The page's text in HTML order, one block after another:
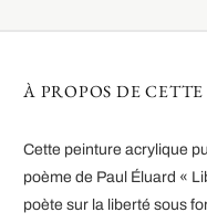
À PROPOS DE
Cette peinture acrylique
poème de Paul Éluard «
poète sur la liberté sous